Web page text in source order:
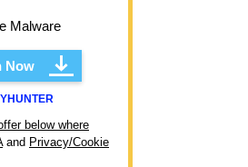
Malware
Now
below where
and Privacy/Cookie